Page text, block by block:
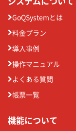
GoQSystemとは
料金プラン
導入事例
操作マニュアル
よくある質問
帳票一覧
機能について